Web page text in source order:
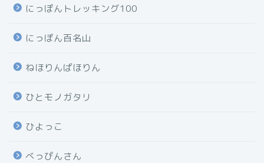
にっぽんトレッキング100
にっぽん百名山
ねほりんぱほりん
ひとモノガタリ
ひよっこ
べっぴんさん